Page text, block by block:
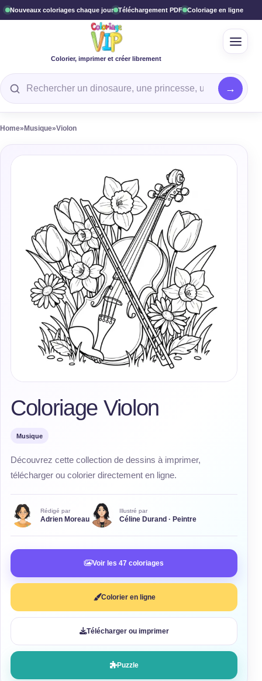
Nouveaux coloriages chaque jour Téléchargement PDF Coloriage en ligne
Colorier, imprimer et créer librement
Rechercher un coloriage
Home» Musique»Violon
Coloriage Violon
Musique
Découvrez cette collection de dessins à imprimer,
télécharger ou colorier directement en ligne.
Rédigé par
Adrien Moreau
Illustré par
Céline Durand · Peintre
Voir les 47 coloriages
Colorier en ligne
Télécharger ou imprimer
Puzzle